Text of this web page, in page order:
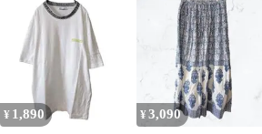
¥ 1,890 ¥3,090